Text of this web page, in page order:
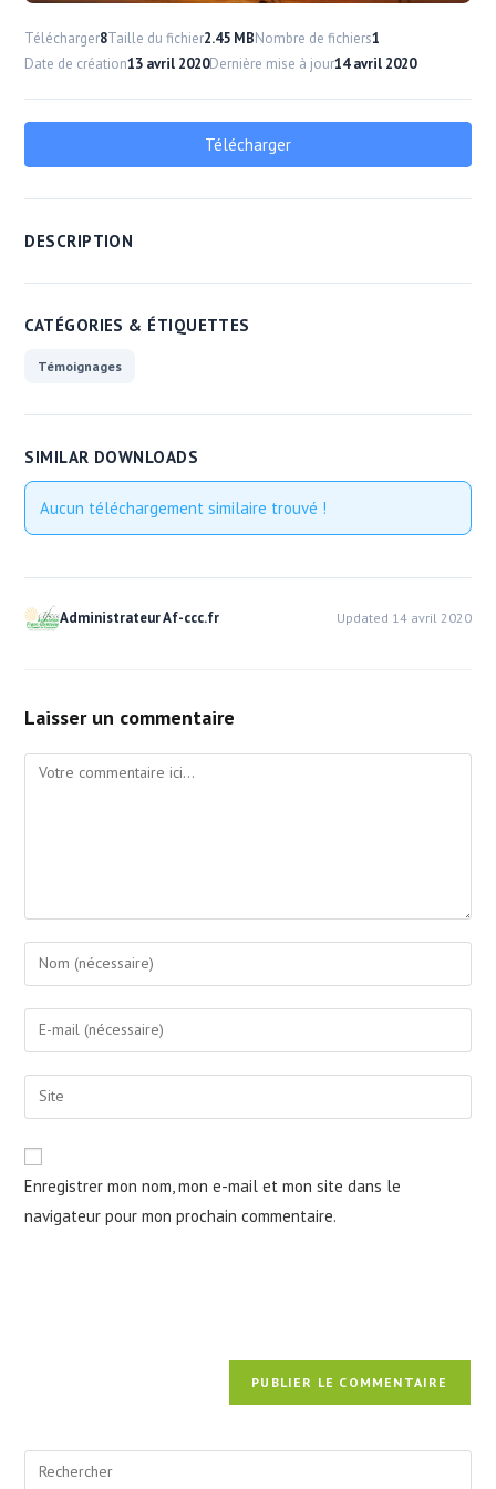
Télécharger8Taille du fichier2.45 MBNombre de fichiers1
Date de création13 avril 2020Dernière mise à jour14 avril 2020
Télécharger
DESCRIPTION
CATÉGORIES & ÉTIQUETTES
Témoignages
SIMILAR DOWNLOADS
Aucun téléchargement similaire trouvé !
Administrateur Af-ccc.fr Updated 14 avril 2020
Laisser un commentaire
Comment
Enter
your
name
comment
Enter
your
email
address
Saisir
l’URL
votre
site
(facultatif)
Enregistrer mon nom, mon e-mail et mon site dans le
navigateur pour mon prochain commentaire.